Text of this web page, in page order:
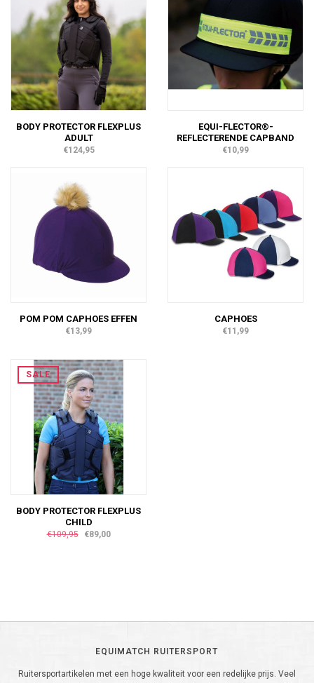
BODY PROTECTOR FLEXPLUS
ADULT
€124,95
EQUI-FLECTOR®-
REFLECTERENDE CAPBAND
€10,99
POM POM CAPHOES EFFEN
€13,99
CAPHOES
€11,99
SALE
BODY PROTECTOR FLEXPLUS
CHILD
€109,95 €89,00
EQUIMATCH RUITERSPORT
Ruitersportartikelen met een hoge kwaliteit voor een redelijke prijs. Veel